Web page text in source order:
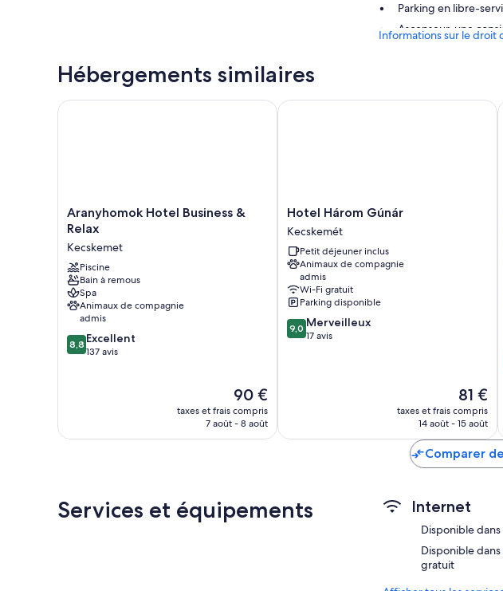
Parking en libre-
Ascenseur, une
Les 57 chambres
Informations sur le droit
Hébergements similaires
Aranyhomok
Hotel
&
Relax
Kecskemet
Aranyhomok Hotel Business &
Relax
Kecskemet
Piscine
Bain à remous
Spa
Animaux de compagnie
admis
8.8
sur
8,8 Excellent
137 avis
Le
nouveau
prix
90 €
taxes et frais compris
7 août - 8 août
Aranyhomok Hotel Business & Relax
Hotel
Három
Gúnár
Kecskemét
Hotel Három Gúnár
Kecskemét
Petit déjeuner inclus
Animaux de compagnie
admis
Wi-Fi gratuit
Parking disponible
9.0
sur
9,0 Merveilleux
17 avis
Le
nouveau
prix
de
81 €
taxes et frais compris
14 août - 15 août
Hotel Három Gúnár
Comparer
Services et équipements Internet
Disponible
Disponible
gratuit